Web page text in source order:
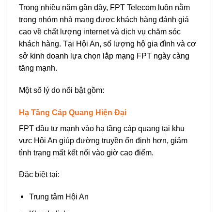
Trong nhiều năm gần đây, FPT Telecom luôn nằm
trong nhóm nhà mạng được khách hàng đánh giá
cao về chất lượng internet và dịch vụ chăm sóc
khách hàng. Tại Hội An, số lượng hộ gia đình và cơ
sở kinh doanh lựa chọn lắp mạng FPT ngày càng
tăng mạnh.
Một số lý do nổi bật gồm:
Hạ Tầng Cáp Quang Hiện Đại
FPT đầu tư mạnh vào hạ tầng cáp quang tại khu
vực Hội An giúp đường truyền ổn định hơn, giảm
tình trạng mất kết nối vào giờ cao điểm.
Đặc biệt tại:
Trung tâm Hội An